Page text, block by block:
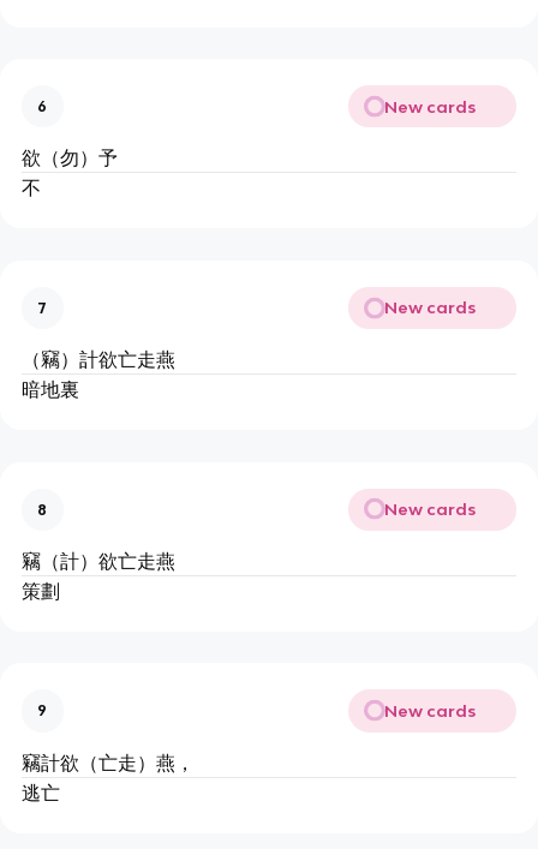
6 New cards
欲（勿）予
不
7 New cards
（竊）計欲亡走燕
暗地裏
8 New cards
竊（計）欲亡走燕
策劃
9 New cards
竊計欲（亡走）燕，
逃亡